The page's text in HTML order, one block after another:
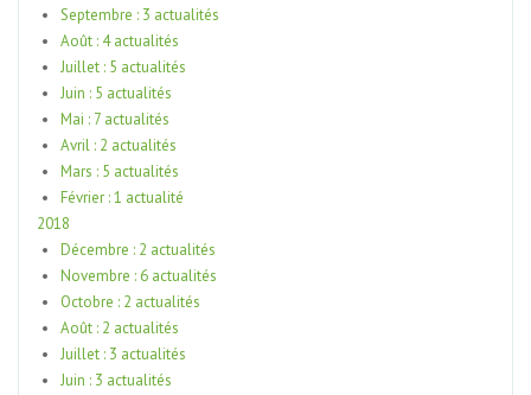
Septembre : 3 actualités
Août : 4 actualités
Juillet : 5 actualités
Juin : 5 actualités
Mai : 7 actualités
Avril : 2 actualités
Mars : 5 actualités
Février : 1 actualité
2018
Décembre : 2 actualités
Novembre : 6 actualités
Octobre : 2 actualités
Août : 2 actualités
Juillet : 3 actualités
Juin : 3 actualités